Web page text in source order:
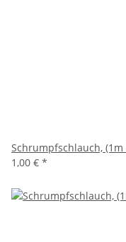
Schrumpfschlauch,
1,00 € *